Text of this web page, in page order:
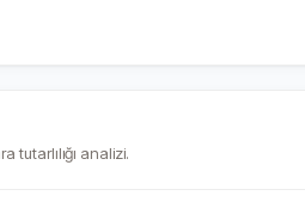
tutarlılığı analizi.